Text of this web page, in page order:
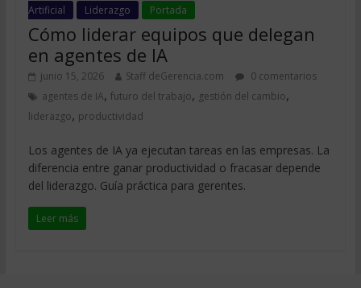
Artificial
Liderazgo Portada
Cómo liderar equipos que delegan
en agentes de IA
junio 15, 2026 Staff deGerencia.com
0 comentarios
agentes de IA, futuro del trabajo, gestión del cambio,
liderazgo, productividad
Los agentes de IA ya ejecutan tareas en las empresas. La
diferencia entre ganar productividad o fracasar depende
del liderazgo. Guía práctica para gerentes.
Leer más